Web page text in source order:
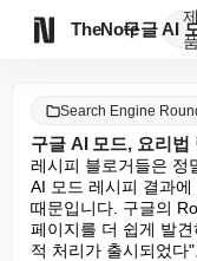
TheNote
제
Search Engine
구글 AI 모드, 요리법
레시피 블로거들은 정
AI 모드 레시피 결과
때문입니다. 구글의
페이지를 더 쉽게 발
적 처리가 출시되었다